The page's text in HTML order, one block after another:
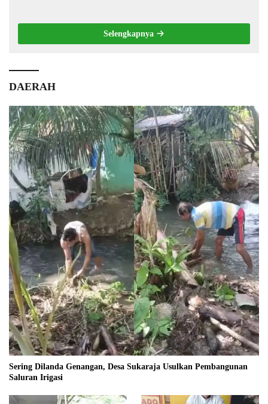
Selengkapnya
DAERAH
Sering Dilanda Genangan, Desa Sukaraja Usulkan Pembangunan
Saluran Irigasi